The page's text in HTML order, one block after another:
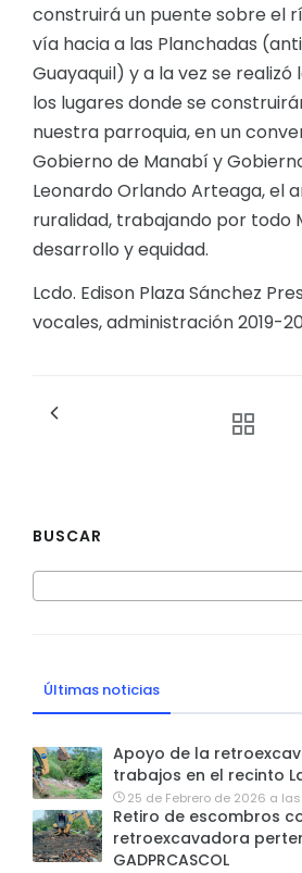
construirá un puente sobre el
vía hacia a las Planchadas
Guayaquil) y a la vez se realizó
los lugares donde se
nuestra parroquia, en un
Gobierno de Manabí y
Leonardo Orlando Arteaga, el
ruralidad, trabajando por todo
desarrollo y equidad.
Lcdo. Edison Plaza Sánchez
vocales, administración 2019-
BUSCAR
Últimas noticias
Apoyo de la
trabajos en el recinto
25 de Febrero de 2026 a las
Retiro de escombros
retroexcavadora
GADPRCASCOL